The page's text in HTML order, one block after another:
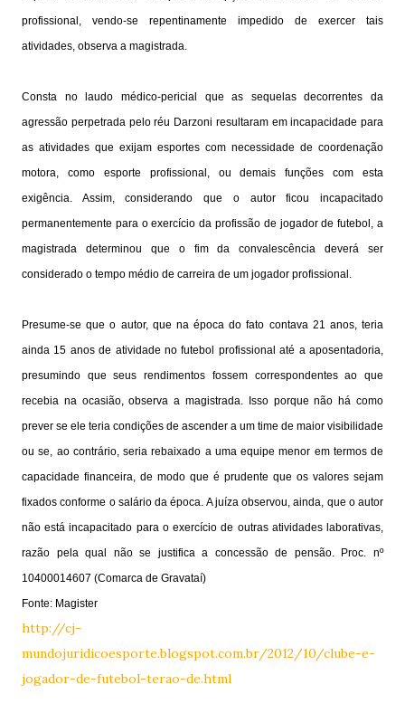
profissional, vendo-se repentinamente impedido de exercer tais
atividades, observa a magistrada.
Consta no laudo médico-pericial que as sequelas decorrentes da
agressão perpetrada pelo réu Darzoni resultaram em incapacidade para
as atividades que exijam esportes com necessidade de coordenação
motora, como esporte profissional, ou demais funções com esta
exigência. Assim, considerando que o autor ficou incapacitado
permanentemente para o exercício da profissão de jogador de futebol, a
magistrada determinou que o fim da convalescência deverá ser
considerado o tempo médio de carreira de um jogador profissional.
Presume-se que o autor, que na época do fato contava 21 anos, teria
ainda 15 anos de atividade no futebol profissional até a aposentadoria,
presumindo que seus rendimentos fossem correspondentes ao que
recebia na ocasião, observa a magistrada. Isso porque não há como
prever se ele teria condições de ascender a um time de maior visibilidade
ou se, ao contrário, seria rebaixado a uma equipe menor em termos de
capacidade financeira, de modo que é prudente que os valores sejam
fixados conforme o salário da época. A juíza observou, ainda, que o autor
não está incapacitado para o exercício de outras atividades laborativas,
razão pela qual não se justifica a concessão de pensão. Proc. nº
10400014607 (Comarca de Gravataí)
Fonte: Magister
http://cj-
mundojuridicoesporte.blogspot.com.br/2012/10/clube-e-
jogador-de-futebol-terao-de.html